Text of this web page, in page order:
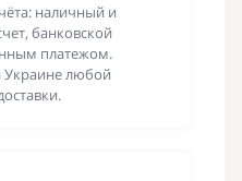
наличный и
банковской
платежом.
Украине любой